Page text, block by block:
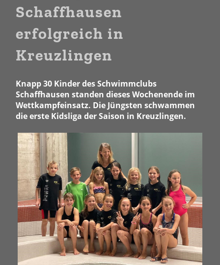
Schaffhausen
erfolgreich in
Kreuzlingen
Knapp 30 Kinder des Schwimmclubs
Schaffhausen standen dieses Wochenende im
Wettkampfeinsatz. Die Jüngsten schwammen
die erste Kidsliga der Saison in Kreuzlingen.